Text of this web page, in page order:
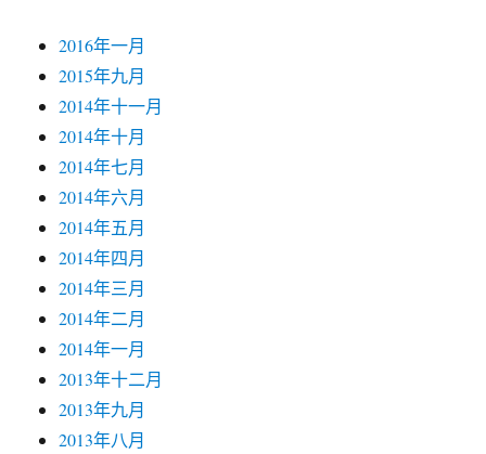
2016年一月
2015年九月
2014年十一月
2014年十月
2014年七月
2014年六月
2014年五月
2014年四月
2014年三月
2014年二月
2014年一月
2013年十二月
2013年九月
2013年八月